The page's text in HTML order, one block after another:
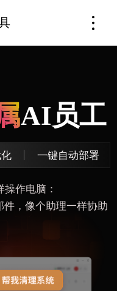
AI员工
一键自动部署
作电脑：
，像个助理一样协助